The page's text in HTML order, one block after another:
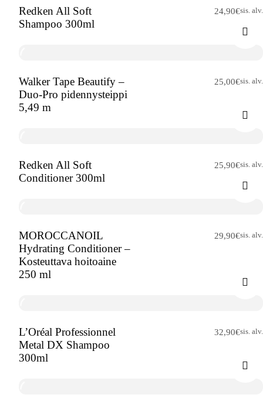
Redken All Soft
Shampoo 300ml
24,90€sis. alv.
Walker Tape Beautify –
Duo-Pro pidennysteippi
5,49 m
25,00€sis. alv.
Redken All Soft
Conditioner 300ml
25,90€sis. alv.
MOROCCANOIL
Hydrating Conditioner –
Kosteuttava hoitoaine
250 ml
29,90€sis. alv.
L’Oréal Professionnel
Metal DX Shampoo
300ml
32,90€sis. alv.